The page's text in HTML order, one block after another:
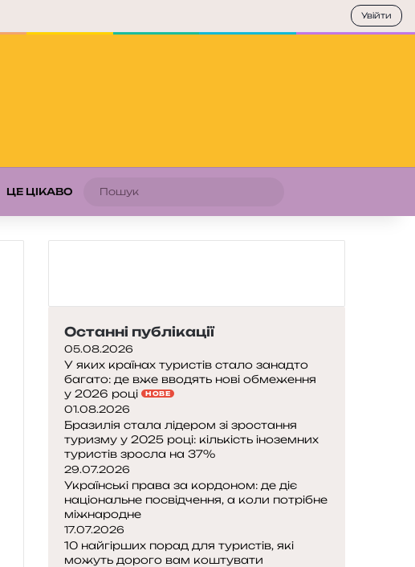
ЦЕ ЦІКАВО
Останні публікації
05.08.2026
У яких країнах туристів стало занадто
багато: де вже вводять нові обмеження
у 2026 році
НОВЕ
01.08.2026
Бразилія стала лідером зі зростання
туризму у 2025 році: кількість іноземних
туристів зросла на 37%
29.07.2026
Українські права за кордоном: де діє
національне посвідчення, а коли потрібне
міжнародне
17.07.2026
10 найгірших порад для туристів, які
можуть дорого вам коштувати
Увійти